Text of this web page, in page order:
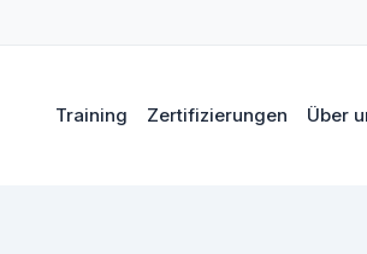
Training Zertifizierungen Über